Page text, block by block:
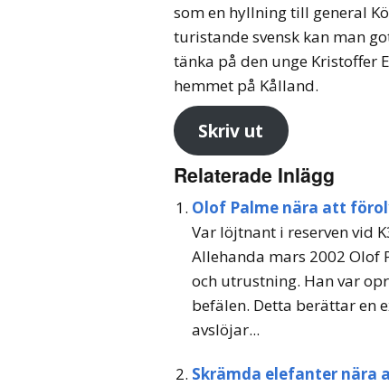
som en hyllning till general
turistande svensk kan man
tänka på den unge Kristoffer
hemmet på Kålland.
Skriv ut
Relaterade Inlägg
Olof Palme nära att
Var löjtnant i reserven vid
Allehanda mars 2002 Olof
och utrustning. Han var
befälen. Detta berättar en
avslöjar...
Skrämda elefanter nära